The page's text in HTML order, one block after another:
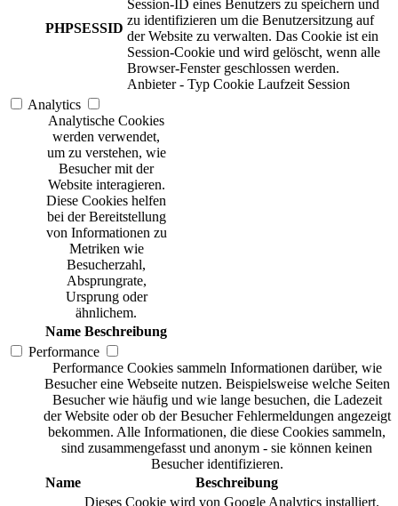
PHPSESSID
Session-ID eines Benutzers zu speichern und
zu identifizieren um die Benutzersitzung auf
der Website zu verwalten. Das Cookie ist ein
Session-Cookie und wird gelöscht, wenn alle
Browser-Fenster geschlossen werden.
Anbieter - Typ Cookie Laufzeit Session
Analytics
Analytische Cookies
werden verwendet,
um zu verstehen, wie
Besucher mit der
Website interagieren.
Diese Cookies helfen
bei der Bereitstellung
von Informationen zu
Metriken wie
Besucherzahl,
Absprungrate,
Ursprung oder
ähnlichem.
Name Beschreibung
Performance
Performance Cookies sammeln Informationen darüber, wie
Besucher eine Webseite nutzen. Beispielsweise welche Seiten
Besucher wie häufig und wie lange besuchen, die Ladezeit
der Website oder ob der Besucher Fehlermeldungen angezeigt
bekommen. Alle Informationen, die diese Cookies sammeln,
sind zusammengefasst und anonym - sie können keinen
Besucher identifizieren.
Name
Beschreibung
Dieses Cookie wird von Google Analytics installiert.